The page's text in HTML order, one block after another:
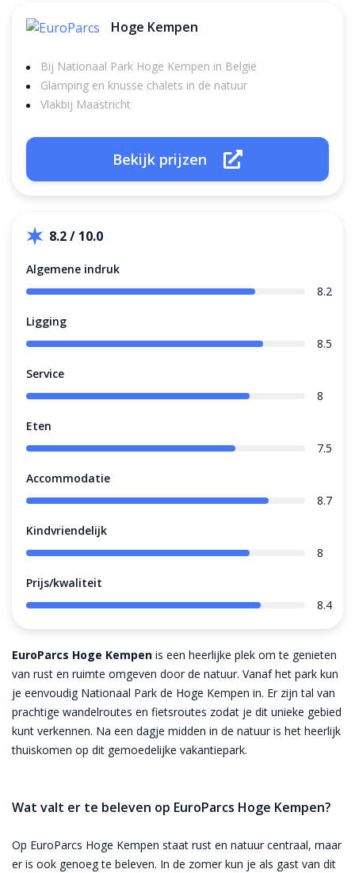
EuroParcs Hoge Kempen is een heerlijke plek om te genieten
van rust en ruimte omgeven door de natuur. Vanaf het park kun
je eenvoudig Nationaal Park de Hoge Kempen in. Er zijn tal van
prachtige wandelroutes en fietsroutes zodat je dit unieke gebied
kunt verkennen. Na een dagje midden in de natuur is het heerlijk
thuiskomen op dit gemoedelijke vakantiepark.
Wat valt er te beleven op EuroParcs Hoge Kempen?
Op EuroParcs Hoge Kempen staat rust en natuur centraal, maar
er is ook genoeg te beleven. In de zomer kun je als gast van dit
Hoge Kempen
Bij Nationaal Park Hoge Kempen in België
Glamping en knusse chalets in de natuur
Vlakbij Maastricht
Bekijk prijzen
8.2 / 10.0
Algemene indruk
8.2
Ligging
8.5
Service
8
Eten
7.5
Accommodatie
8.7
Kindvriendelijk
8
Prijs/kwaliteit
8.4